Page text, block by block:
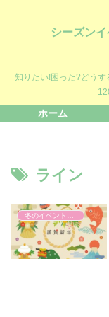
シーズン
知りたい!困った?どう
ホーム
ライン
冬のイベント・話題